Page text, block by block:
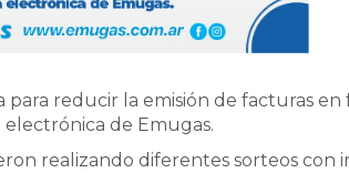
reducir la emisión de facturas
electrónica de Emugas.
realizando diferentes sorteos